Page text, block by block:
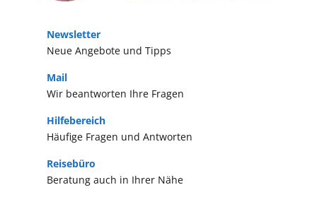
Welt voller leuchtender Farben und
unterschiedlicher Kulturen.
Neue Angebote und Tipps
Newsletter
Häufige Fragen und Antworten
Hilfebereich
Wir beantworten Ihre Fragen
Mail
Beratung auch in Ihrer Nähe
Reisebüro